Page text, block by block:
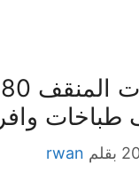
فني
طباخات
بقلم rwan